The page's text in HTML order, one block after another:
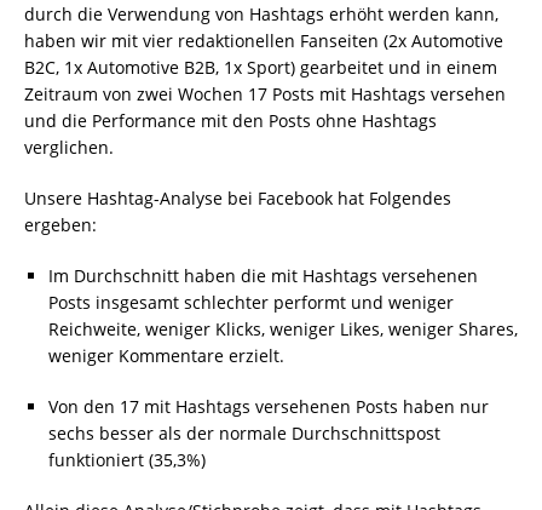
durch die Verwendung von Hashtags erhöht werden kann,
haben wir mit vier redaktionellen Fanseiten (2x Automotive
B2C, 1x Automotive B2B, 1x Sport) gearbeitet und in einem
Zeitraum von zwei Wochen 17 Posts mit Hashtags versehen
und die Performance mit den Posts ohne Hashtags
verglichen.
Unsere Hashtag-Analyse bei Facebook hat Folgendes
ergeben:
Im Durchschnitt haben die mit Hashtags versehenen
Posts insgesamt schlechter performt und weniger
Reichweite, weniger Klicks, weniger Likes, weniger Shares,
weniger Kommentare erzielt.
Von den 17 mit Hashtags versehenen Posts haben nur
sechs besser als der normale Durchschnittspost
funktioniert (35,3%)